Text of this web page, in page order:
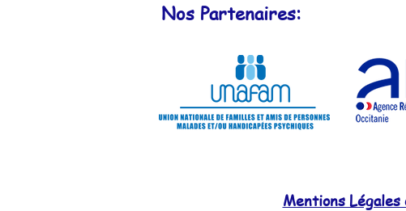
Nos Partenaires:
Mentions